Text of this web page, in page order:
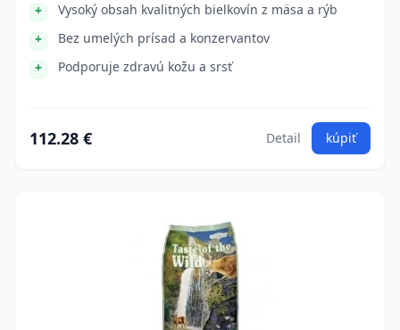
Vysoký obsah kvalitných bielkovín z mäsa a rýb
Bez umelých prísad a konzervantov
Podporuje zdravú kožu a srsť
112.28 € Detail kúpiť